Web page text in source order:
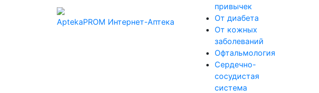
AptekaPROM Интернет-Аптека
привычек
От диабета
От кожных
заболеваний
Офтальмология
Сердечно-
сосудистая
система